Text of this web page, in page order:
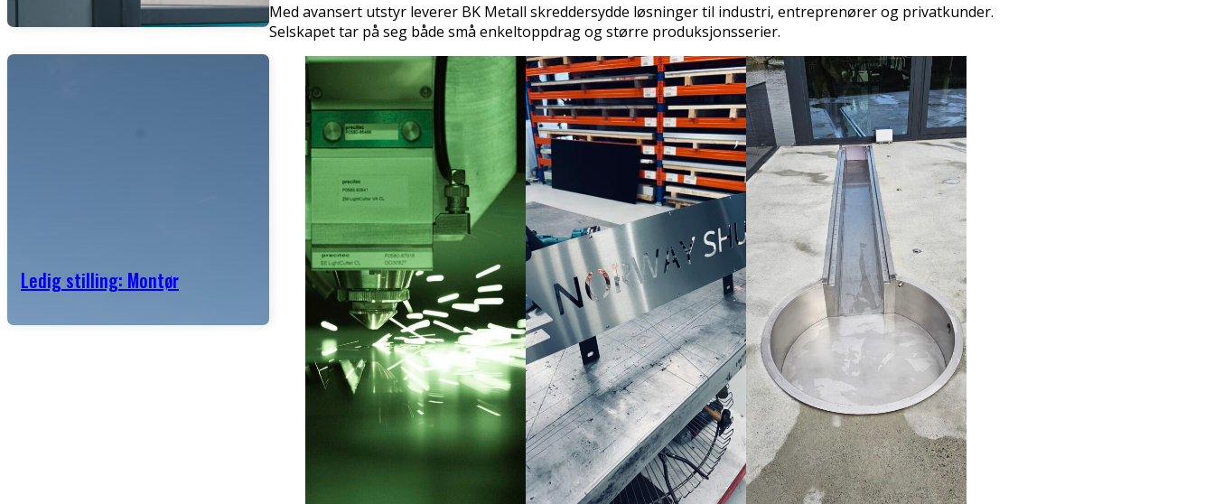
Ledig stilling: Montør
Med avansert utstyr leverer BK Metall skreddersydde løsninger til industri, entreprenører og privatkunder.
Selskapet tar på seg både små enkeltoppdrag og større produksjonsserier.